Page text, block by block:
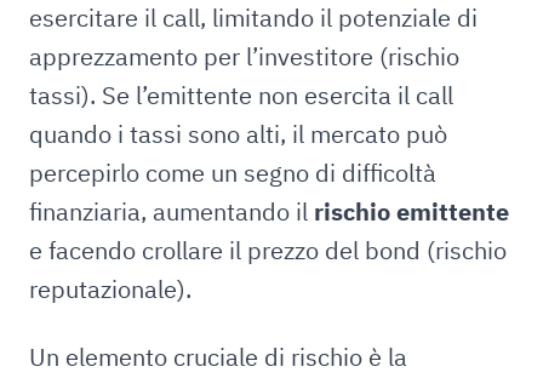
esercitare il call, limitando il potenziale di
apprezzamento per l’investitore (rischio
tassi). Se l’emittente non esercita il call
quando i tassi sono alti, il mercato può
percepirlo come un segno di difficoltà
finanziaria, aumentando il rischio emittente
e facendo crollare il prezzo del bond (rischio
reputazionale).
Un elemento cruciale di rischio è la